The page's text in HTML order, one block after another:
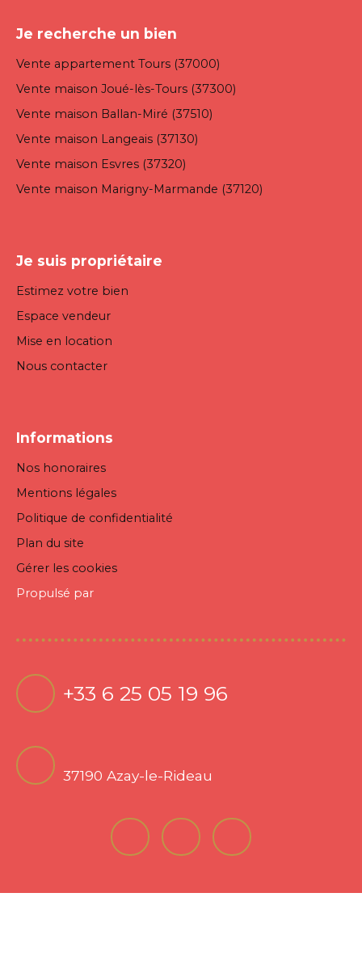
Je recherche un bien
Vente appartement Tours (37000)
Vente maison Joué-lès-Tours (37300)
Vente maison Ballan-Miré (37510)
Vente maison Langeais (37130)
Vente maison Esvres (37320)
Vente maison Marigny-Marmande (37120)
Je suis propriétaire
Estimez votre bien
Espace vendeur
Mise en location
Nous contacter
Informations
Nos honoraires
Mentions légales
Politique de confidentialité
Plan du site
Gérer les cookies
Propulsé par
+33 6 25 05 19 96
37190 Azay-le-Rideau